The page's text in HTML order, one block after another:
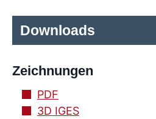
Downloads
Zeichnungen
PDF
3D IGES